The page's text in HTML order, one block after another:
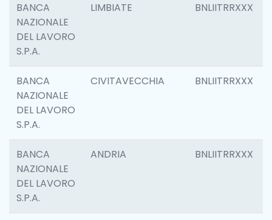
BANCA
NAZIONALE
DEL LAVORO
S.P.A.
LIMBIATE BNLIITRRXXX
BANCA
NAZIONALE
DEL LAVORO
S.P.A.
CIVITAVECCHIA BNLIITRRXXX
BANCA
NAZIONALE
DEL LAVORO
S.P.A.
ANDRIA BNLIITRRXXX